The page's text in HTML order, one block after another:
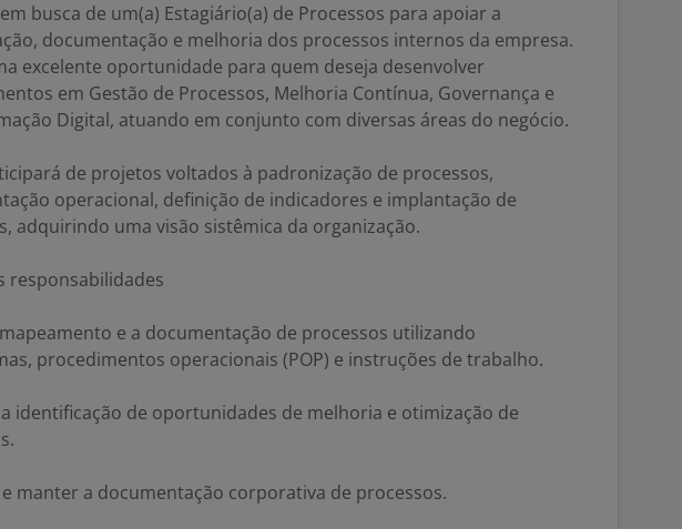
busca de um(a) Estagiário(a) de Processos para apoiar a
documentação e melhoria dos processos internos da empresa.
excelente oportunidade para quem deseja desenvolver
em Gestão de Processos, Melhoria Contínua, Governança e
Digital, atuando em conjunto com diversas áreas do negócio.
de projetos voltados à padronização de processos,
operacional, definição de indicadores e implantação de
adquirindo uma visão sistêmica da organização.
responsabilidades
e a documentação de processos utilizando
procedimentos operacionais (POP) e instruções de trabalho.
identificação de oportunidades de melhoria e otimização de
manter a documentação corporativa de processos.